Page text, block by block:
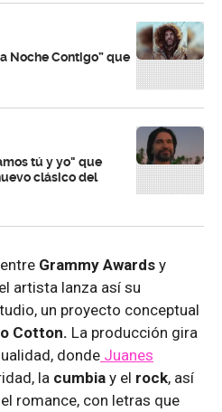
Noche Contigo” que
tú y yo" que
clásico del
Grammy Awards y
artista lanza así su
un proyecto conceptual
Cotton. La producción gira
donde Juanes
la cumbia y el rock, así
romance, con letras que